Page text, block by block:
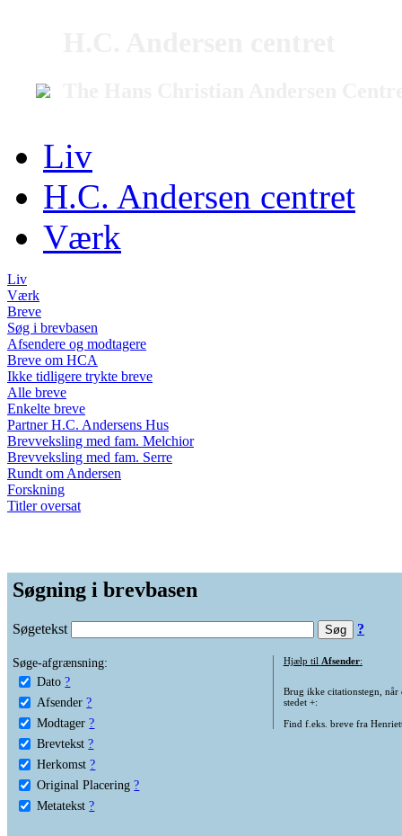
Liv
H.C. Andersen centret
Værk
Liv
Værk
Breve
Søg i brevbasen
Afsendere og modtagere
Breve om HCA
Ikke tidligere trykte breve
Alle breve
Enkelte breve
Partner H.C. Andersens Hus
Brevveksling med fam. Melchior
Brevveksling med fam. Serre
Rundt om Andersen
Forskning
Titler oversat
Søgning i brevbasen
Søgetekst ?
Søge-afgrænsning:
Dato ?
Afsender ?
Modtager ?
Brevtekst ?
Herkomst ?
Original Placering ?
Metatekst ?
Hjælp til Afsender:
Brug ikke citationstegn, når
stedet +:
Find f.eks. breve fra